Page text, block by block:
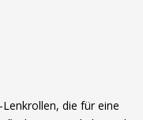
die für eine